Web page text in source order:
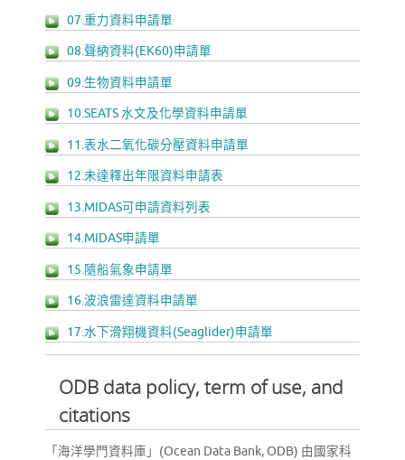
07.重力資料申請單
08.聲納資料(EK60)申請單
09.生物資料申請單
10.SEATS 水文及化學資料申請單
11.表水二氧化碳分壓資料申請單
12.未達釋出年限資料申請表
13.MIDAS可申請資料列表
14.MIDAS申請單
15.隨船氣象申請單
16.波浪雷達資料申請單
17.水下滑翔機資料(Seaglider)申請單
ODB data policy, term of use, and
citations
「海洋學門資料庫」(Ocean Data Bank, ODB) 由國家科